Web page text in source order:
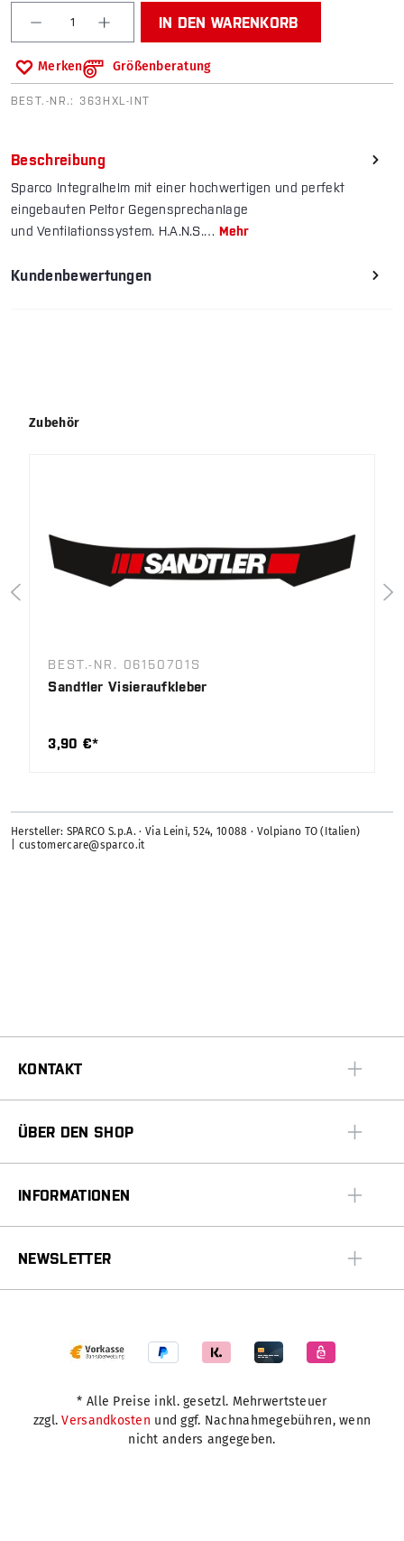
Produkt Anzahl: Gib den gewünschten Wert ein
IN DEN WARENKORB
Merken Größenberatung
BEST.-NR.: 363HXL-INT
Beschreibung
Sparco Integralhelm mit einer hochwertigen und perfekt
eingebauten Peltor Gegensprechanlage
und Ventilationssystem. H.A.N.S.… Mehr
Kundenbewertungen
Produktgalerie überspringen
Zubehör
BEST.-NR. 06150701S
Sandtler Visieraufkleber
3,90 €*
Hersteller: SPARCO S.p.A. · Via Leinì, 524, 10088 · Volpiano TO (Italien)
| customercare@sparco.it
KONTAKT
ÜBER DEN SHOP
INFORMATIONEN
NEWSLETTER
* Alle Preise inkl. gesetzl. Mehrwertsteuer
zzgl.Versandkosten und ggf. Nachnahmegebühren, wenn
nicht anders angegeben.